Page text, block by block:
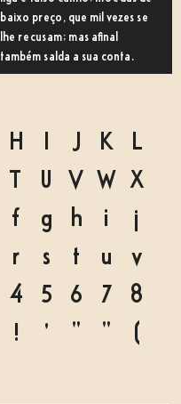
baixo preço, que mil vezes se
lhe recusam; mas afinal
também salda a sua conta.
H I J K
L
T U V W X
f g h i
j
r s t u
v
4 5 6 7 8
! ' " "
(